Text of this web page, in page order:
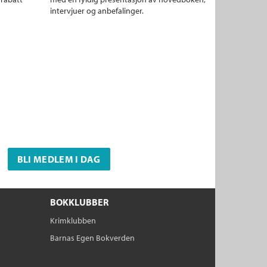
intervjuer og anbefalinger.
BLI MEDLEM I DAG
BOKKLUBBER
Krimklubben
Barnas Egen Bokverden